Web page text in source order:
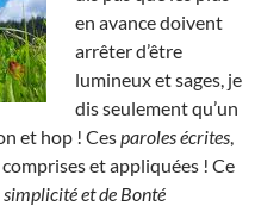
en avance doivent
arrêter d’être
lumineux et sages, je
dis seulement qu’un
et hop ! Cesparoles écrites
comprises et appliquées ! Ce
et de Bonté